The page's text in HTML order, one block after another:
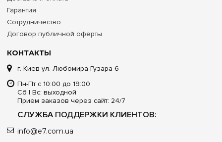
КОНТАКТЫ
г. Киев ул. Любомира Гузара 6
Пн-Пт с 10:00 до 19:00
Сб | Вс: выходной
Прием заказов через сайт: 24/7
СЛУЖБА ПОДДЕРЖКИ КЛИЕНТОВ:
info@e7.com.ua
Гарантия
Сотрудничество
Договор публичной оферты